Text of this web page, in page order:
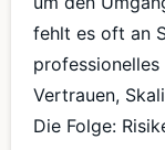
fehlt es oft an
Vertrauen,
Die Folge: